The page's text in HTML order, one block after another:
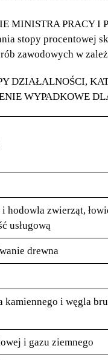
MINISTRA PRACY I
stopy procentowej
zawodowych w
DZIAŁALNOŚCI,
WYPADKOWE
hodowla zwierząt,
usługową
drewna
kamiennego i węgla
i gazu ziemnego